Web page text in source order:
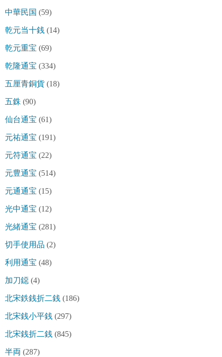
中華民国 (59)
乾元当十銭 (14)
乾元重宝 (69)
乾隆通宝 (334)
五厘青銅貨 (18)
五銖 (90)
仙台通宝 (61)
元祐通宝 (191)
元符通宝 (22)
元豊通宝 (514)
元通通宝 (15)
光中通宝 (12)
光緒通宝 (281)
切手使用品 (2)
利用通宝 (48)
加刀鐚 (4)
北宋鉄銭折二銭 (186)
北宋銭小平銭 (297)
北宋銭折二銭 (845)
半両 (287)